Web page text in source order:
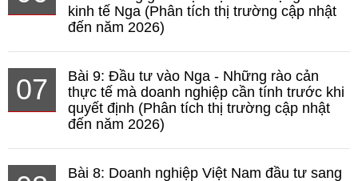
kinh tế Nga (Phân tích thị trường cập nhật
đến năm 2026)
07
Bài 9: Đầu tư vào Nga - Những rào cản
thực tế mà doanh nghiệp cần tính trước khi
quyết định (Phân tích thị trường cập nhật
đến năm 2026)
Bài 8: Doanh nghiệp Việt Nam đầu tư sang